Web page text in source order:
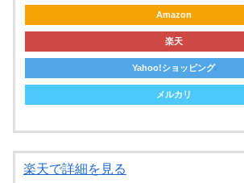
Amazon
楽天
Yahoo!ショッピング
メルカリ
楽天で詳細を見る